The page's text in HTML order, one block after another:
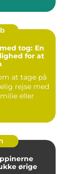
tog: En
for at
at tage på
rejse med
eller
ørige